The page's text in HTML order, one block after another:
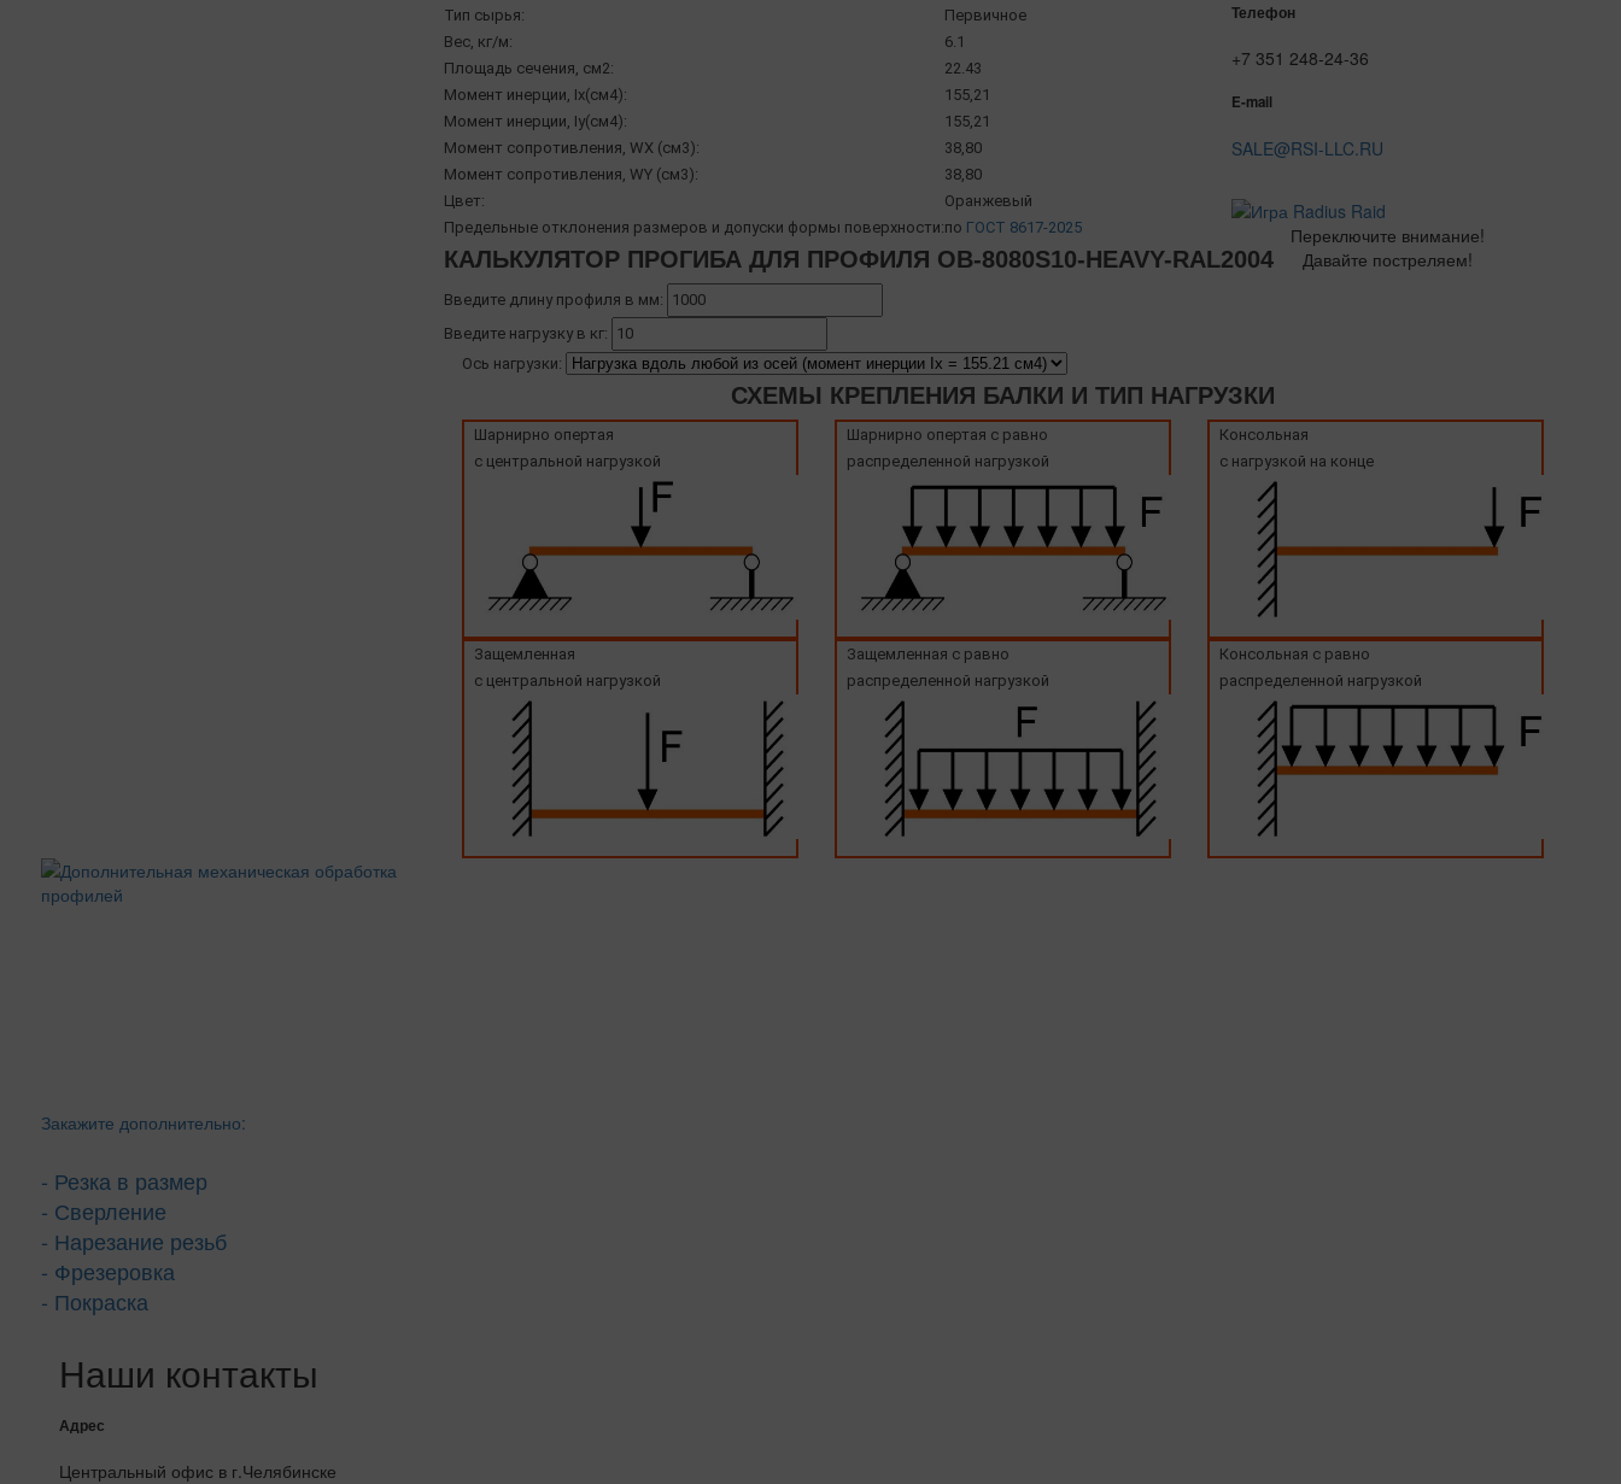
Тип сырья:
Первичное
Вес, кг/м:
6.1
Площадь сечения, см2:
22.43
Момент инерции, Ix(см4):
155,21
Момент инерции, Iy(см4):
155,21
Момент сопротивления, WX (см3):
38,80
Момент сопротивления, WY (см3):
38,80
Цвет:
Оранжевый
Предельные отклонения размеров и допуски формы поверхности:по ГОСТ 8617-2025
КАЛЬКУЛЯТОР ПРОГИБА ДЛЯ ПРОФИЛЯ OB-8080S10-HEAVY-RAL2004
Введите длину профиля в мм:
Введите нагрузку в кг:
Ось нагрузки:
СХЕМЫ КРЕПЛЕНИЯ БАЛКИ И ТИП НАГРУЗКИ
Шарнирно опертая
с центральной нагрузкой
Шарнирно опертая с равно
распределенной нагрузкой
Консольная
с нагрузкой на конце
Защемленная
с центральной нагрузкой
Защемленная с равно
распределенной нагрузкой
Консольная с равно
распределенной нагрузкой
Телефон
+7 351 248-24-36
E-mail
SALE@RSI-LLC.RU
Переключите внимание!
Давайте постреляем!
Закажите дополнительно:
- Резка в размер
- Сверление
- Нарезание резьб
- Фрезеровка
- Покраска
Наши контакты
Адрес
Центральный офис в г.Челябинске